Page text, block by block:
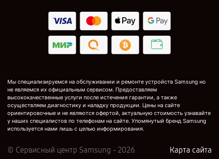
Мы специализируемся на обслуживании и ремонте устройств Samsung но
не являемся их официальным сервисом. Предоставляем
высококачественные услуги после истечения гарантии, а также
осуществляем диагностику и наладку продукции. Цены на сайте
ориентировочные и не являются офертой, актуальную стоимость узнавайте
у наших специалистов по телефонам на сайте. Упомянутый бренд Samsung
используется нами лишь с целью информирования.
© Сервисный центр Samsung - 2026 Карта сайта